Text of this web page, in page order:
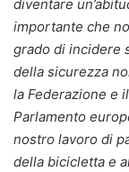
diventare
importante che
grado di incidere
della sicurezza
la Federazione e
Parlamento
nostro lavoro di
della bicicletta e